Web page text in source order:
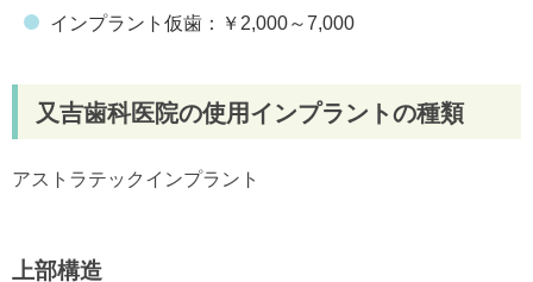
インプラント仮歯：￥2,000～7,000
又吉歯科医院の使用インプラントの種類
アストラテックインプラント
上部構造